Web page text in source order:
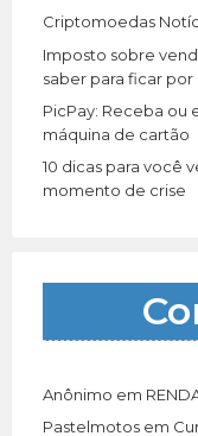
Criptomoedas
Imposto sobre
saber para ficar
PicPay: Receba ou
máquina de cartão
10 dicas para você
momento de crise
Anônimo em
Pastelmotos em